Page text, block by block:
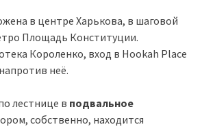
в центре Харькова, в шаговой
Площадь Конституции.
Короленко, вход в Hookah Place
неё.
лестнице в подвальное
собственно, находится